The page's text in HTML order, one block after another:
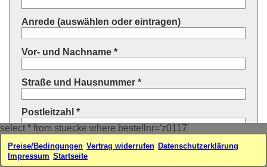
select * from stuecke where bestellnr='z0117'
Anrede (auswählen oder eintragen)
Vor- und Nachname *
Straße und Hausnummer *
Postleitzahl *
Ort *
Preise/Bedingungen Vertrag widerrufen Datenschutzerklärung
Impressum Startseite